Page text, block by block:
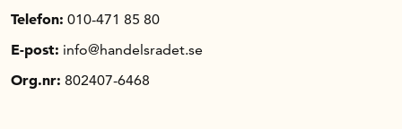
Telefon: 010-471 85 80
E-post: info@handelsradet.se
Org.nr: 802407-6468